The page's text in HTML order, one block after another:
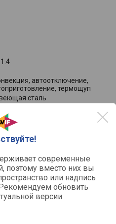
современные
поэтому вместо них вы
или надпись
обновить
версии
1.4
автоотключение,
термощуп
сталь